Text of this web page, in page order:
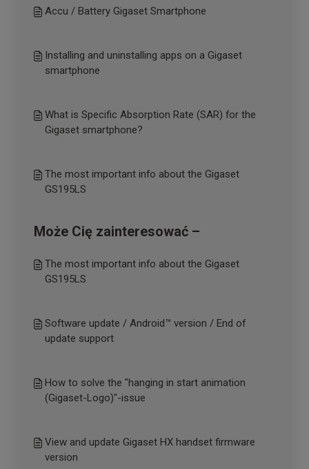
Accu / Battery Gigaset Smartphone
Installing and uninstalling apps on a Gigaset
smartphone
What is Specific Absorption Rate (SAR) for the
Gigaset smartphone?
The most important info about the Gigaset
GS195LS
Może Cię zainteresować –
The most important info about the Gigaset
GS195LS
Software update / Android™ version / End of
update support
How to solve the "hanging in start animation
(Gigaset-Logo)"-issue
View and update Gigaset HX handset firmware
version